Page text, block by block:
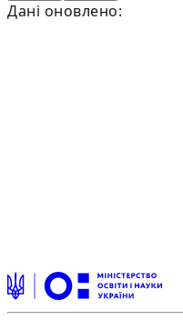
Дані оновлено: